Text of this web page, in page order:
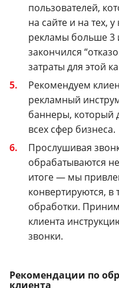
пользователей,
на сайте и на тех,
рекламы больше 3
закончился
затраты для этой
Рекомендуем
рекламный
баннеры, который
всех сфер бизнеса.
Прослушивая
обрабатываются
итоге — мы
конвертируются, в
обработки.
клиента
звонки.
Рекомендации по
клиента